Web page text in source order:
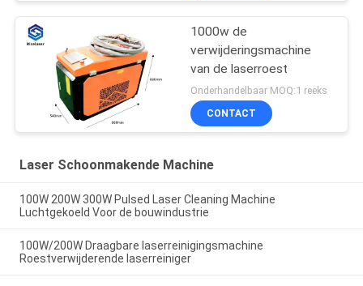
1000w de
verwijderingsmachine
van de laserroest
Onderhandelbaar MOQ:1 reeks
CONTACT
Laser Schoonmakende Machine
100W 200W 300W Pulsed Laser Cleaning Machine
Luchtgekoeld Voor de bouwindustrie
100W/200W Draagbare laserreinigingsmachine
Roestverwijderende laserreiniger